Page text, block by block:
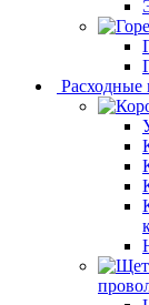
Расходные